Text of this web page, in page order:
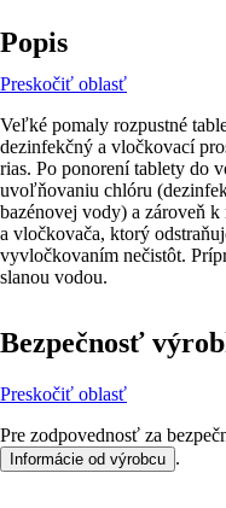
Popis
Preskočiť oblasť
Veľké pomaly rozpustné
dezinfekčný a vločkovací
rias. Po ponorení tablety do
uvoľňovaniu chlóru
bazénovej vody) a zároveň
a vločkovača, ktorý
vyvločkovaním nečistôt.
slanou vodou.
Bezpečnosť
Preskočiť oblasť
Pre zodpovednosť za
Informácie od výrobcu .